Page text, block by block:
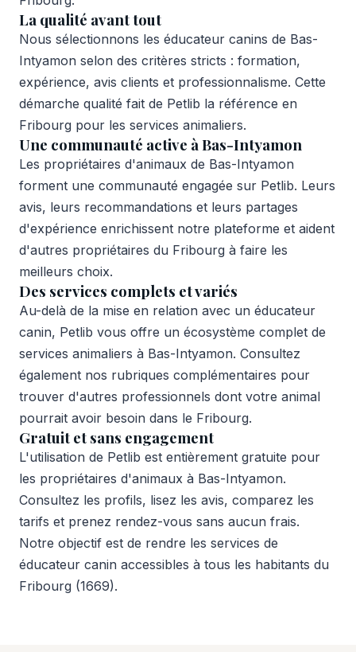
La qualité avant tout
Nous sélectionnons les éducateur canins de Bas-
Intyamon selon des critères stricts : formation,
expérience, avis clients et professionnalisme. Cette
démarche qualité fait de Petlib la référence en
Fribourg pour les services animaliers.
Une communauté active à Bas-Intyamon
Les propriétaires d'animaux de Bas-Intyamon
forment une communauté engagée sur Petlib. Leurs
avis, leurs recommandations et leurs partages
d'expérience enrichissent notre plateforme et aident
d'autres propriétaires du Fribourg à faire les
meilleurs choix.
Des services complets et variés
Au-delà de la mise en relation avec un éducateur
canin, Petlib vous offre un écosystème complet de
services animaliers à Bas-Intyamon. Consultez
également nos rubriques complémentaires pour
trouver d'autres professionnels dont votre animal
pourrait avoir besoin dans le Fribourg.
Gratuit et sans engagement
L'utilisation de Petlib est entièrement gratuite pour
les propriétaires d'animaux à Bas-Intyamon.
Consultez les profils, lisez les avis, comparez les
tarifs et prenez rendez-vous sans aucun frais.
Notre objectif est de rendre les services de
éducateur canin accessibles à tous les habitants du
Fribourg (1669).